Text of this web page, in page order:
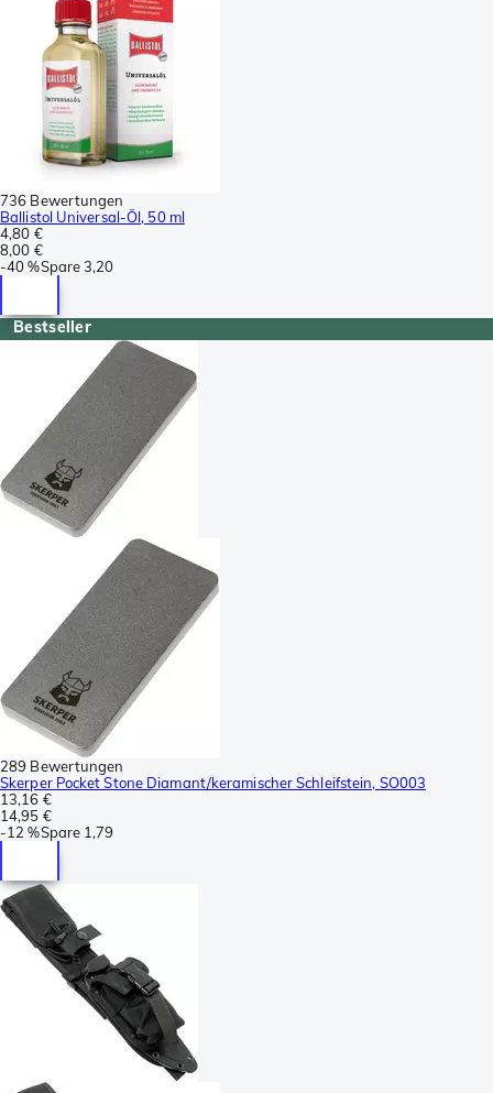
736 Bewertungen
Ballistol Universal-Öl, 50 ml
4,80 €
8,00 €
-40 %Spare3,20
Bestseller
289 Bewertungen
Skerper Pocket Stone Diamant/keramischer Schleifstein, SO003
13,16 €
14,95 €
-12 %Spare 1,79